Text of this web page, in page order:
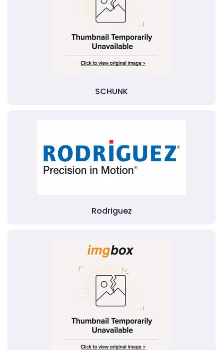
SCHUNK
Rodriguez